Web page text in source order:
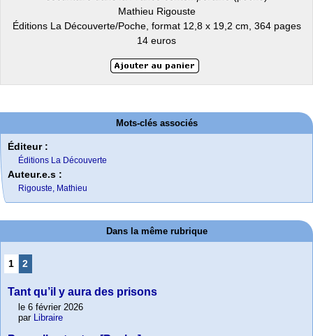
Mathieu Rigouste
Éditions La Découverte/Poche, format 12,8 x 19,2 cm, 364 pages
14 euros
Mots-clés associés
Éditeur :
Éditions La Découverte
Auteur.e.s :
Rigouste, Mathieu
Dans la même rubrique
1 2
Tant qu’il y aura des prisons
le 6 février 2026
par
Libraire